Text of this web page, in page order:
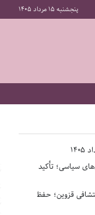
پنجشنبه 15 مرداد 1405
سیاسی؛ تأکید
قزوین؛ حفظ